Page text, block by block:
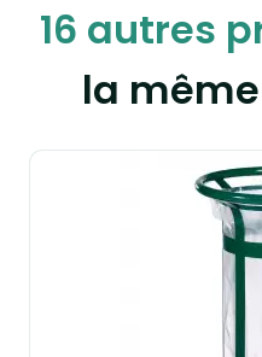
16 autres
la